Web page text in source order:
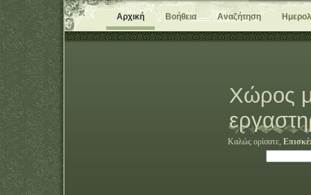
Αρχική Βοήθεια Αναζήτηση
Χώρος
Καλώς ορίσατε,